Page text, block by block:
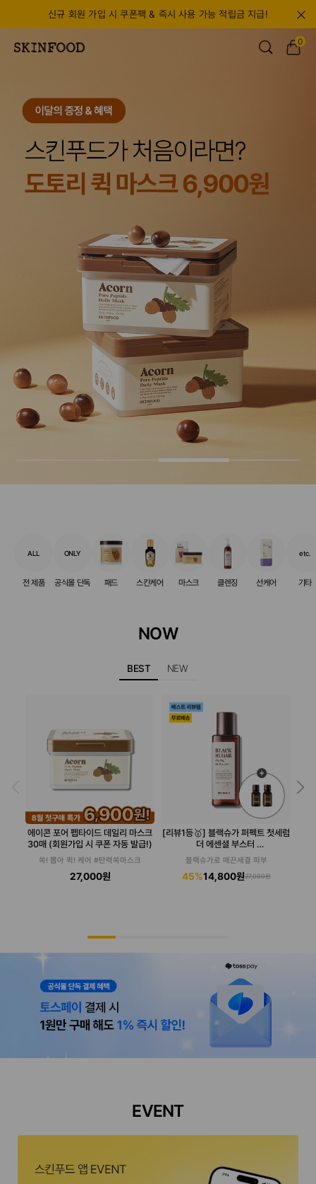
간편 회원가입하고 6,900원 첫구매 쿠폰 받기
0
ALL
전 제품
ONLY
공식몰 단독 패드 스킨케어 마스크 클렌징 선케어
etc.
기타
NOW
BEST NEW
에이콘 포어 펩타이드 데일리 마스크
30매 (회원가입 시 쿠폰 자동 발급!)
쏙! 뽑아 퀵! 케어 #탄력쏙마스크
27,000원
[리뷰1등🥇] 블랙슈가 퍼펙트 첫세럼
더 에센셜 부스터
(첫세럼 28ml 추가 증정)
블랙슈가로 매끈새결 피부
45%14,800원27,000원
EVENT